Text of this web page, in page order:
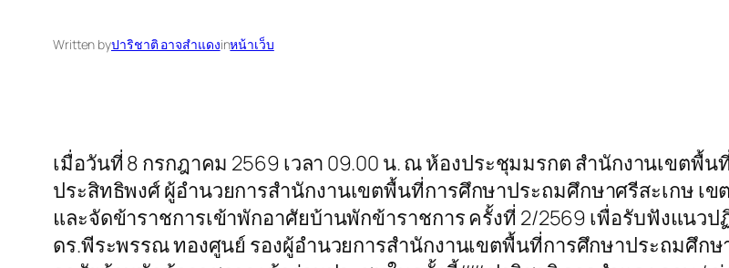
Written byปาริชาติ อาจสำแดงinหน้าเว็บ
เมื่อวันที่ 8 กรกฎาคม 2569 เวลา 09.00 น. ณ ห้องประชุมมรกต สำนักงานเขตพื้น
ประสิทธิพงศ์ ผู้อำนวยการสำนักงานเขตพื้นที่การศึกษาประถมศึกษาศรีสะเกษ เ
และจัดข้าราชการเข้าพักอาศัยบ้านพักข้าราชการ ครั้งที่ 2/2569 เพื่อรับฟังแนว
ดร.พีระพรรณ ทองศูนย์ รองผู้อำนวยการสำนักงานเขตพื้นที่การศึกษาประถมศึกษ